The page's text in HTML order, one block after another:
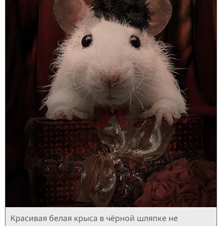
Красивая белая крыса в чёрной шляпке не